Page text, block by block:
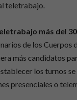
teletrabajo.
más del
de los Cuerpos
más candidatos
los turnos se
presenciales o